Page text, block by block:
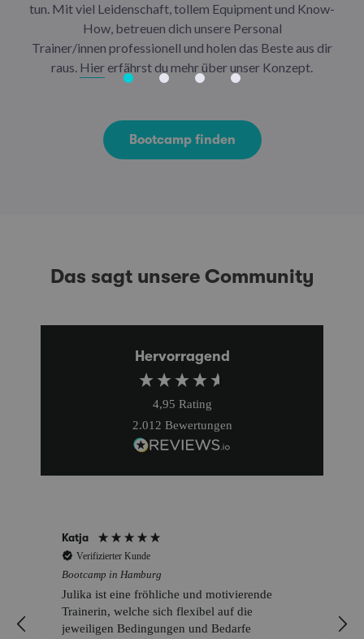
tun. Mit viel Leidenschaft, tollem Equipment und Know-
How, betreuen dich unsere Personal
Trainer/innen professionell und holen das Beste aus dir
raus. Hier erfährst du mehr über unser Konzept.
Bootcamp finden
Das sagt unsere Community
Hervorragend
4,95 Rating
2.012 Bewertungen
Katja
Verifizierter Kunde
Bootcamp in Hamburg
Julika ist eine fröhliche und motivierende
Trainerin, welche sich flexibel auf die
jeweiligen Bedingungen und Bedarfe